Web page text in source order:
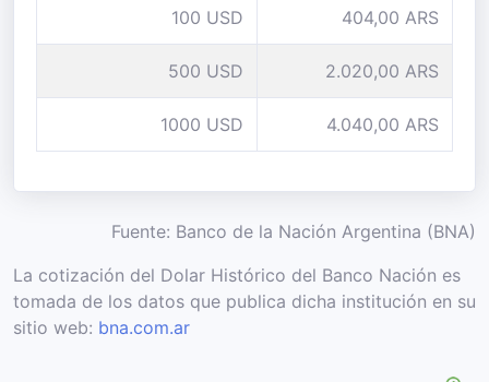
100 USD 404,00 ARS
500 USD 2.020,00 ARS
1000 USD 4.040,00 ARS
Fuente: Banco de la Nación Argentina (BNA)
La cotización del Dolar Histórico del Banco Nación es
tomada de los datos que publica dicha institución en su
sitio web: bna.com.ar